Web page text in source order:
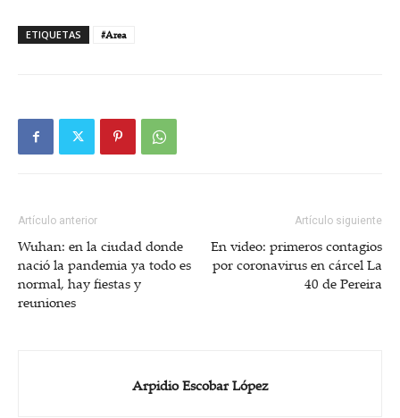
ETIQUETAS #Area
Artículo anterior
Wuhan: en la ciudad donde
nació la pandemia ya todo es
normal, hay fiestas y
reuniones
Artículo siguiente
En video: primeros contagios
por coronavirus en cárcel La
40 de Pereira
Arpidio Escobar López